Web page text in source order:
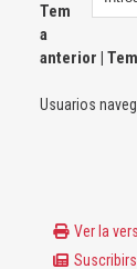
Tem
a
anterior |
Usuarios
Ver la